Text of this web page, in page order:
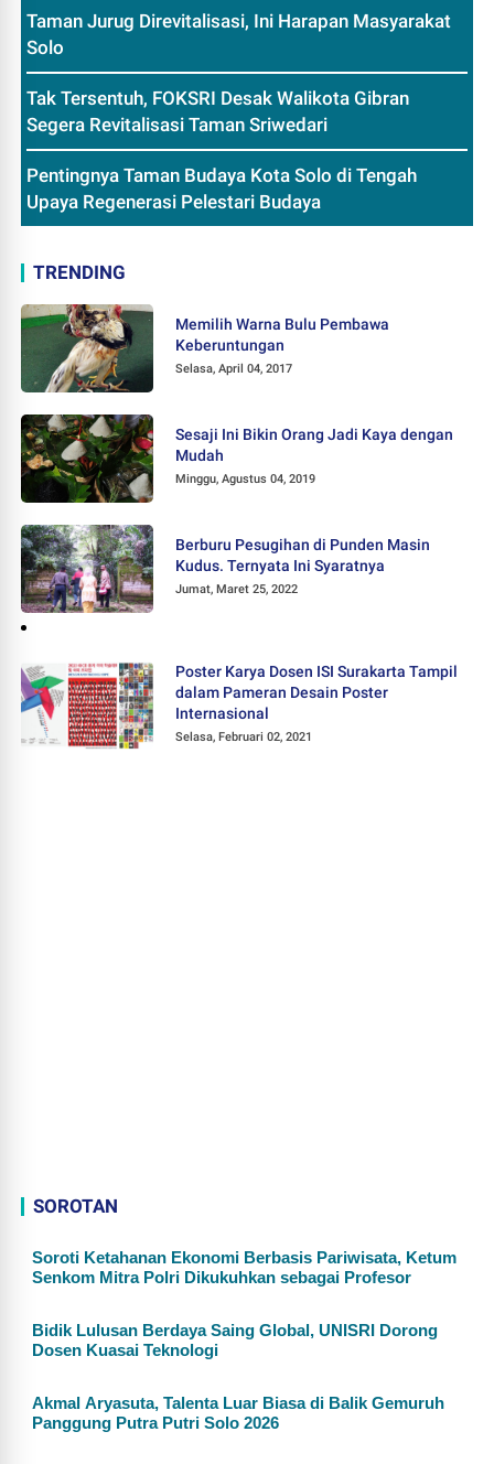
Taman Jurug Direvitalisasi, Ini Harapan Masyarakat
Solo
Tak Tersentuh, FOKSRI Desak Walikota Gibran
Segera Revitalisasi Taman Sriwedari
Pentingnya Taman Budaya Kota Solo di Tengah
Upaya Regenerasi Pelestari Budaya
TRENDING
Memilih Warna Bulu Pembawa
Keberuntungan
Selasa, April 04, 2017
Sesaji Ini Bikin Orang Jadi Kaya dengan
Mudah
Minggu, Agustus 04, 2019
Berburu Pesugihan di Punden Masin
Kudus. Ternyata Ini Syaratnya
Jumat, Maret 25, 2022
Poster Karya Dosen ISI Surakarta Tampil
dalam Pameran Desain Poster
Internasional
Selasa, Februari 02, 2021
SOROTAN
Soroti Ketahanan Ekonomi Berbasis Pariwisata, Ketum
Senkom Mitra Polri Dikukuhkan sebagai Profesor
Bidik Lulusan Berdaya Saing Global, UNISRI Dorong
Dosen Kuasai Teknologi
Akmal Aryasuta, Talenta Luar Biasa di Balik Gemuruh
Panggung Putra Putri Solo 2026